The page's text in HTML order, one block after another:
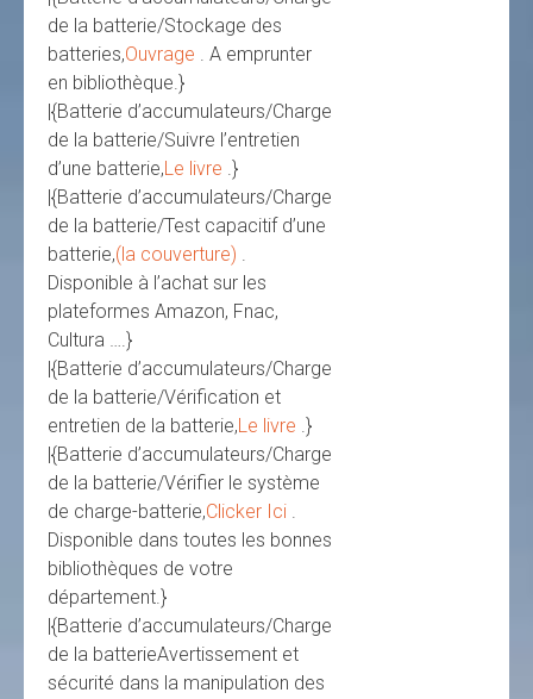
de la batterie/Stockage des
batteries,Ouvrage . A emprunter
en bibliothèque.}
|{Batterie d’accumulateurs/Charge
de la batterie/Suivre l’entretien
d’une batterie,Le livre .}
|{Batterie d’accumulateurs/Charge
de la batterie/Test capacitif d’une
batterie,(la couverture) .
Disponible à l’achat sur les
plateformes Amazon, Fnac,
Cultura ….}
|{Batterie d’accumulateurs/Charge
de la batterie/Vérification et
entretien de la batterie,Le livre .}
|{Batterie d’accumulateurs/Charge
de la batterie/Vérifier le système
de charge-batterie,Clicker Ici .
Disponible dans toutes les bonnes
bibliothèques de votre
département.}
|{Batterie d’accumulateurs/Charge
de la batterieAvertissement et
sécurité dans la manipulation des